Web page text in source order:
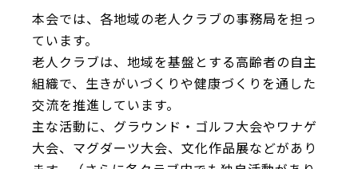
本会では、各地域の老人クラブの事務局を担っ
ています。
老人クラブは、地域を基盤とする高齢者の自主
組織で、生きがいづくりや健康づくりを通した
交流を推進しています。
主な活動に、グラウンド・ゴルフ大会やワナゲ
大会、マグダーツ大会、文化作品展などがあり